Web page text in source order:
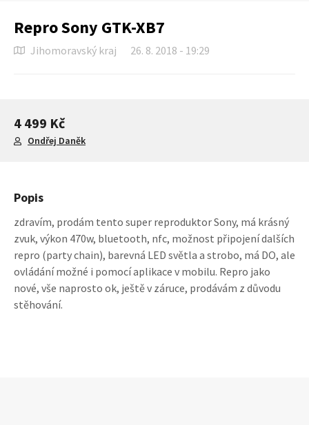
Repro Sony GTK-XB7
Jihomoravský kraj 26. 8. 2018 - 19:29
4 499 Kč
Ondřej Daněk
Popis
zdravím, prodám tento super reproduktor Sony, má krásný
zvuk, výkon 470w, bluetooth, nfc, možnost připojení dalších
repro (party chain), barevná LED světla a strobo, má DO, ale
ovládání možné i pomocí aplikace v mobilu. Repro jako
nové, vše naprosto ok, ještě v záruce, prodávám z důvodu
stěhování.